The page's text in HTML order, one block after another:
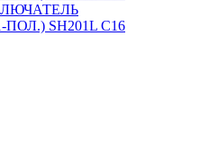
SH201L C16